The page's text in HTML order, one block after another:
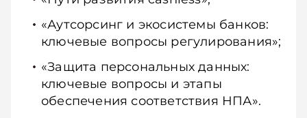
«Аутсорсинг и экосистемы банков:
ключевые вопросы регулирования»;
«Защита персональных данных:
ключевые вопросы и этапы
обеспечения соответствия НПА».